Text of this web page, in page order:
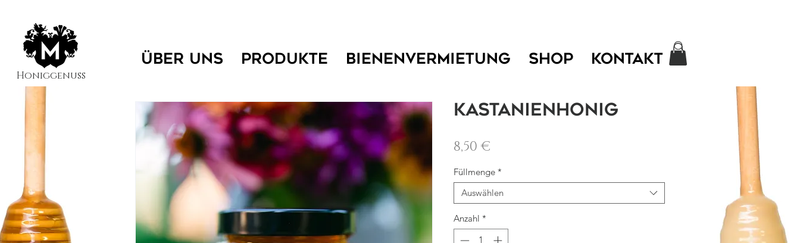
Honiggenuss
ÜBER UNS PRODUKTE BIENENVERMIETUNG SHOP KONTAKT
Kastanienhonig
8,50 €
Füllmenge *
Auswählen
Anzahl *